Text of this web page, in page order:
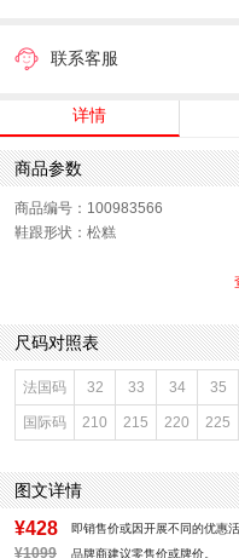
联系客服
详情
商品参数
商品编号：100983566
鞋跟形状：松糕
参考鞋宽(女)：9CM
色系：黑色
流行元素：车缝线,纯色,镂花
闭合方式：系带
款式季节：秋季
鞋面材质：牛皮革
参考鞋长(女)：24.5CM
跟高数值：4.5CM
皮质特征：油蜡皮
尺码对照表
法国码 32 33 34 35
国际码 210 215 220 225
图文详情
¥428 即销售价或因开展不同的优惠
¥1099 品牌商建议零售价或牌价。